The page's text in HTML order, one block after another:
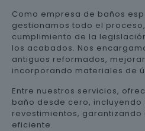
Como empresa de baños
gestionamos todo el
cumplimiento de la
los acabados. Nos
antiguos reformados,
incorporando materiales de
Entre nuestros servicios,
baño desde cero,
revestimientos,
eficiente.